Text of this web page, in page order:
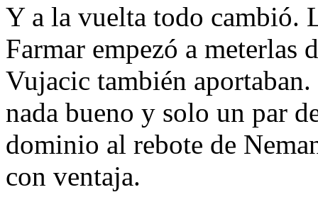
Y a la vuelta todo cambió.
Farmar empezó a meterlas
Vujacic también
nada bueno y solo un par
dominio al rebote de
con ventaja.